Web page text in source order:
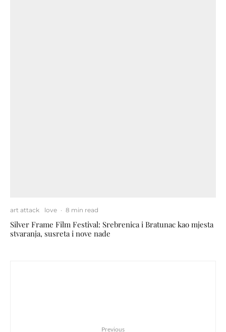
art attack love · 8 min read
Silver Frame Film Festival: Srebrenica i Bratunac kao mjesta
stvaranja, susreta i nove nade
Previous